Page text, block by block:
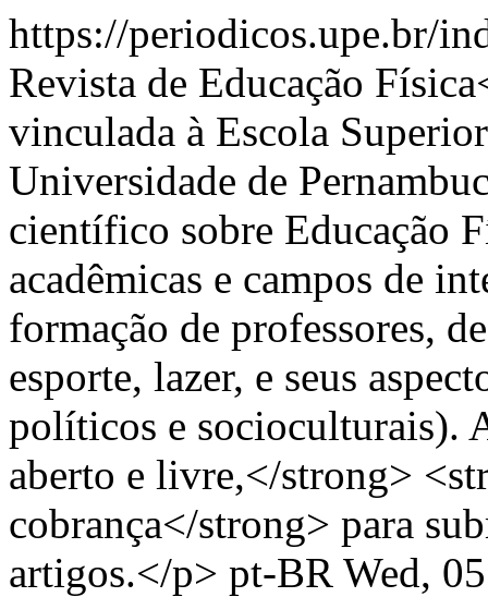
https://periodicos.upe.br/
Revista de Educação
vinculada à Escola
Universidade de
científico sobre Educação
acadêmicas e campos de
formação de professores,
esporte, lazer, e seus
políticos e socioculturais).
aberto e livre,</strong>
cobrança</strong> para
artigos.</p> pt-BR Wed,